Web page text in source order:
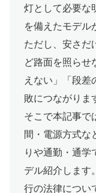
灯として必要な
を備えたモデル
ただし、安さだ
ど路面を照らせ
えない」「段差
敗につながりま
そこで本記事で
間・電源方式な
りや通勤・通学
デル紹介します
行の法律につい